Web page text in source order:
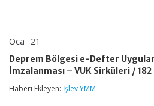
Oca 21
e-
Defter
Oluşturulması
Deprem Bölgesi e-Defter
İmzalanması – VUK Sirküleri / 182
Haberi Ekleyen: İşlev YMM